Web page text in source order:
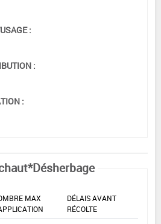
:
:
:
MAX
DÉLAIS AVANT
RÉCOLTE